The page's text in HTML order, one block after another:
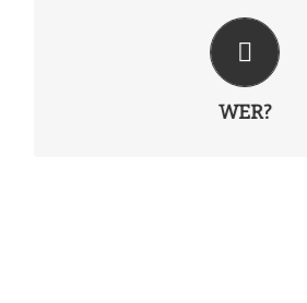
WER?
Vertreter aller